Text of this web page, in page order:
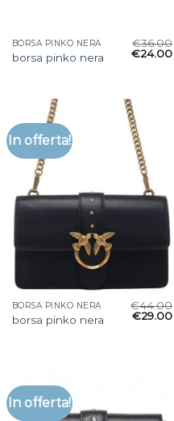
BORSA PINKO NERA
borsa pinko nera
€36.00
€24.00
In offerta!
BORSA PINKO NERA
borsa pinko nera
€44.00
€29.00
In offerta!